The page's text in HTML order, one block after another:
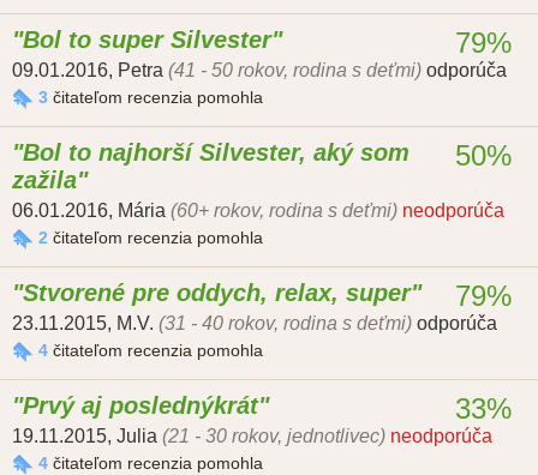
Bol to super Silvester
09.01.2016, Petra (41 - 50 rokov, rodina s deťmi) odporúča
3 čitateľom recenzia pomohla
79%
Bol to najhorší Silvester, aký som
zažila
06.01.2016, Mária (60+ rokov, rodina s deťmi) neodporúča
2 čitateľom recenzia pomohla
50%
Stvorené pre oddych, relax, super
23.11.2015, M.V. (31 - 40 rokov, rodina s deťmi) odporúča
4 čitateľom recenzia pomohla
79%
Prvý aj poslednýkrát
19.11.2015, Julia (21 - 30 rokov, jednotlivec) neodporúča
4 čitateľom recenzia pomohla
33%